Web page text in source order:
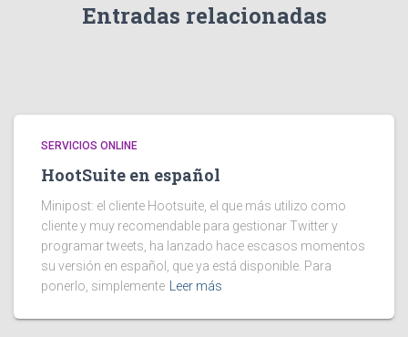
Entradas relacionadas
SERVICIOS ONLINE
HootSuite en español
Minipost: el cliente Hootsuite, el que más utilizo como
cliente y muy recomendable para gestionar Twitter y
programar tweets, ha lanzado hace escasos momentos
su versión en español, que ya está disponible. Para
ponerlo, simplemente Leer más